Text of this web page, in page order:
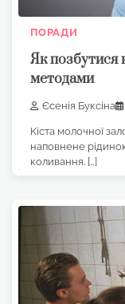
ПОРАДИ
Як позбутися
методами
Єсенія Буксіна
Кіста молочної
наповнене
коливання. […]